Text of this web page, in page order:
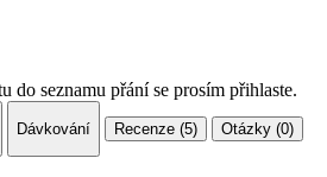
do seznamu přání se prosím přihlaste.
Dávkování Recenze (5) Otázky (0)